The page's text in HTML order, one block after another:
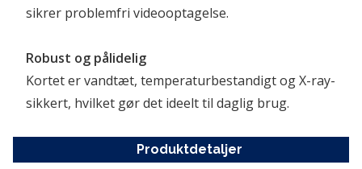
sikrer problemfri videooptagelse.
Robust og pålidelig
Kortet er vandtæt, temperaturbestandigt og X-ray-
sikkert, hvilket gør det ideelt til daglig brug.
Produktdetaljer